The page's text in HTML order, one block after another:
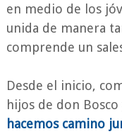
en medio de los
unida de manera
comprende un
Desde el inicio,
hijos de don
hacemos camino